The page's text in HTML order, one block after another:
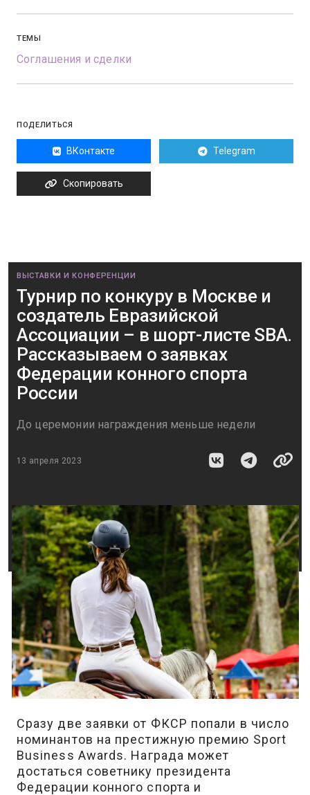
ТЕМЫ
Соглашения и сделки
ПОДЕЛИТЬСЯ
ВКонтакте Telegram
Скопировать
ВЫСТАВКИ И КОНФЕРЕНЦИИ
Турнир по конкуру в Москве и
создатель Евразийской
Ассоциации – в шорт-листе SBA.
Рассказываем о заявках
Федерации конного спорта
России
До церемонии награждения меньше недели
13 апреля 2023
Сразу две заявки от ФКСР попали в число
номинантов на престижную премию Sport
Business Awards. Награда может
достаться советнику президента
Федерации конного спорта и